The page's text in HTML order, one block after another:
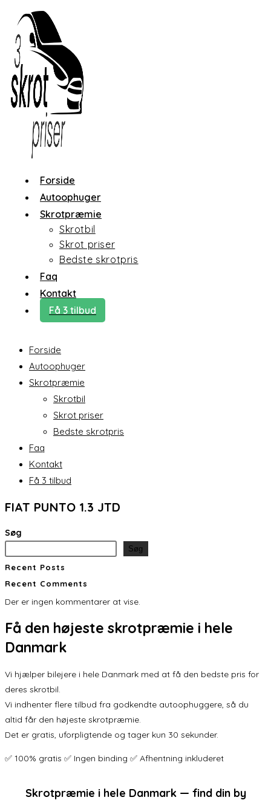
content
Forside
Autoophuger
Skrotpræmie
Skrotbil
Skrot priser
Bedste skrotpris
Faq
Kontakt
Få 3 tilbud
Forside
Autoophuger
Skrotpræmie
Skrotbil
Skrot priser
Bedste skrotpris
Faq
Kontakt
Få 3 tilbud
FIAT PUNTO 1.3 JTD
Søg
Søg
Recent Posts
Recent Comments
Der er ingen kommentarer at vise.
Få den højeste skrotpræmie i hele
Danmark
Vi hjælper bilejere i hele Danmark med at få den bedste pris for
deres skrotbil.
Vi indhenter flere tilbud fra godkendte autoophuggere, så du
altid får den højeste skrotpræmie.
Det er gratis, uforpligtende og tager kun 30 sekunder.
✅ 100% gratis ✅ Ingen binding ✅ Afhentning inkluderet
Skrotpræmie i hele Danmark — find din by